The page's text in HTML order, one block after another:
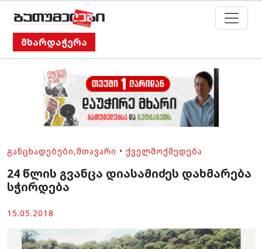
მხარდაჭერა
ᲒᲐᲜᲪᲮᲐᲓᲔᲑᲔᲑᲘ,ᲛᲗᲐᲕᲐᲠᲘ • ᲥᲕᲔᲚᲛᲝᲥᲛᲔᲓᲔᲑᲐ
24 წლის გვანცა დიასამიძეს დახმარება
სჭირდება
15.05.2018